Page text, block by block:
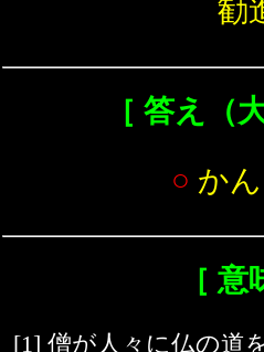
勧
［ 答え（
○ か
［ 意
[1] 僧が人々に仏の道